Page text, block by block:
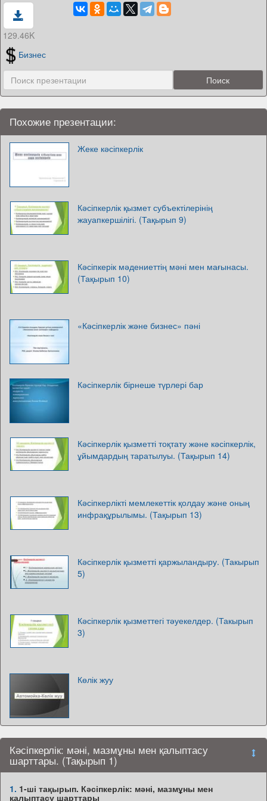
129.46K
Бизнес
Похожие презентации:
Жеке кәсіпкерлік
Кәсіпкерлік қызмет субъектілерінің
жауапкершілігі. (Тақырып 9)
Кәсіпкерік мәдениеттің мәні мен мағынасы.
(Тақырып 10)
«Кәсіпкерлік және бизнес» пәні
Кәсіпкерлік бірнеше түрлері бар
Кәсіпкерлік қызметті тоқтату және кәсіпкерлік,
ұйымдардың таратылуы. (Тақырып 14)
Кәсіпкерлікті мемлекеттік қолдау және оның
инфрақұрылымы. (Тақырып 13)
Кәсіпкерлік қызметті қаржыландыру. (Такырып
5)
Кәсіпкерлік қызметтегі тәуекелдер. (Такырып
3)
Көлік жуу
Кәсіпкерлік: мәні, мазмұны мен қалыптасу
шарттары. (Тақырып 1)
1. 1-ші тақырып. Кәсіпкерлік: мәні, мазмұны мен
қалыптасу шарттары